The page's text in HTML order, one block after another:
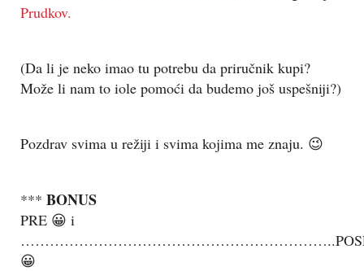
Prudkov.
(Da li je neko imao tu potrebu da priručnik kupi?
Može li nam to iole pomoći da budemo još uspešniji?)
Pozdrav svima u režiji i svima kojima me znaju. 😉
*** BONUS
PRE 😀 i
😀